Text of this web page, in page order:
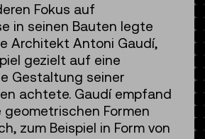
Fokus auf
in seinen Bauten legte
Architekt Antoni Gaudí,
gezielt auf eine
Gestaltung seiner
achtete. Gaudí empfand
geometrischen Formen
zum Beispiel in Form von